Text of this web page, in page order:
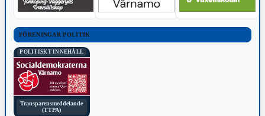
FÖRENINGAR POLITIK
POLITISKT INNEHÅLL
Transparensmeddelande
(TTPA)